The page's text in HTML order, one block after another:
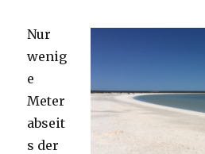
Nur
wenig
e
Meter
abseit
s der